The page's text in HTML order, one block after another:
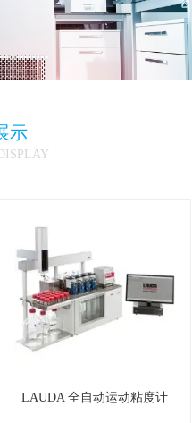
示
LAUDA 全自动运动粘度计